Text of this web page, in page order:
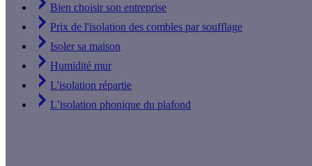
Bien choisir son entreprise
Prix de l'isolation des combles par soufflage
Isoler sa maison
Humidité mur
L'isolation répartie
L’isolation phonique du plafond